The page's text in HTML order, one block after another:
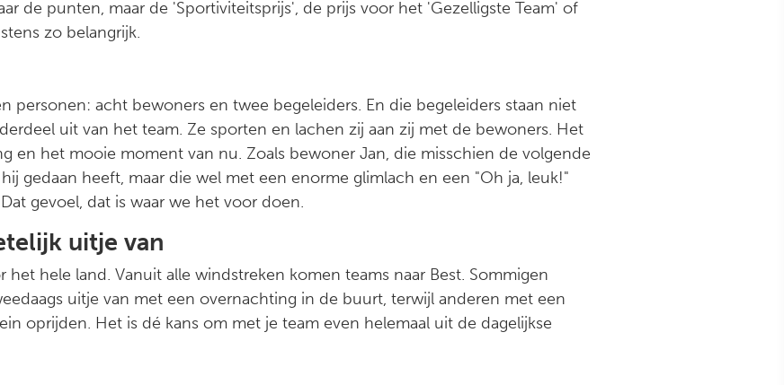
de punten, maar de 'Sportiviteitsprijs', de prijs voor het 'Gezelligste Team' of
zo belangrijk.
personen: acht bewoners en twee begeleiders. En die begeleiders staan niet
uit van het team. Ze sporten en lachen zij aan zij met de bewoners. Het
en het mooie moment van nu. Zoals bewoner Jan, die misschien de volgende
gedaan heeft, maar die wel met een enorme glimlach en een "Oh ja, leuk!"
gevoel, dat is waar we het voor doen.
uitje van
het hele land. Vanuit alle windstreken komen teams naar Best. Sommigen
uitje van met een overnachting in de buurt, terwijl anderen met een
oprijden. Het is dé kans om met je team even helemaal uit de dagelijkse